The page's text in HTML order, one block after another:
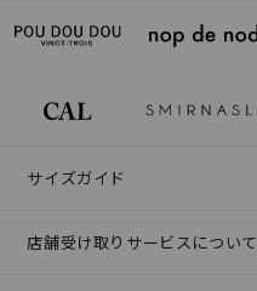
サイズガイド
店舗受け取りサービスについて